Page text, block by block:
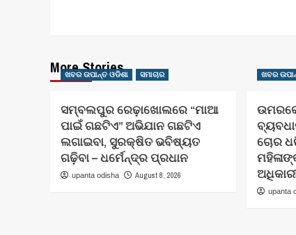
More Stories
ଖବର ଉପାନ୍ତ ଓଡିଶା ସମାଚାର
ସମ୍ବଲପୁର ରେଢ଼ାଖୋଲରେ “ମାଆ
ପାଇଁ ଗଛଟିଏ” ଅଭିଯାନ ଗଛଟିଏ
ଲଗାଇବା, ସୁରକ୍ଷିତ ଭବିଷ୍ୟତ
ଗଢ଼ିବା – ଧର୍ମେନ୍ଦ୍ର ପ୍ରଧାନ
upanta odisha August 8, 2026
ଖବର
ଚୋର
upanta